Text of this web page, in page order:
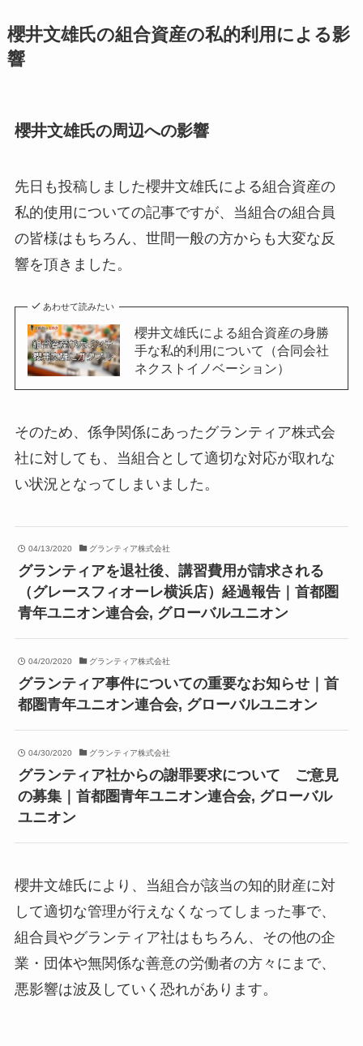
櫻井文雄氏の組合資産の私的利用による影
響
櫻井文雄氏の周辺への影響
先日も投稿しました櫻井文雄氏による組合資産の
私的使用についての記事ですが、当組合の組合員
の皆様はもちろん、世間一般の方からも大変な反
響を頂きました。
あわせて読みたい
櫻井文雄氏による組合資産の身勝
手な私的利用について（合同会社
ネクストイノベーション）
そのため、係争関係にあったグランティア株式会
社に対しても、当組合として適切な対応が取れな
い状況となってしまいました。
04/13/2020 グランティア株式会社
グランティアを退社後、講習費用が請求される
（グレースフィオーレ横浜店）経過報告｜首都圏
青年ユニオン連合会, グローバルユニオン
04/20/2020 グランティア株式会社
グランティア事件についての重要なお知らせ｜首
都圏青年ユニオン連合会, グローバルユニオン
04/30/2020 グランティア株式会社
グランティア社からの謝罪要求について ご意見
の募集｜首都圏青年ユニオン連合会, グローバル
ユニオン
櫻井文雄氏により、当組合が該当の知的財産に対
して適切な管理が行えなくなってしまった事で、
組合員やグランティア社はもちろん、その他の企
業・団体や無関係な善意の労働者の方々にまで、
悪影響は波及していく恐れがあります。